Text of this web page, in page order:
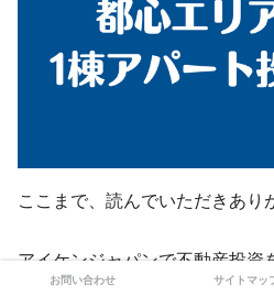
ここまで、読んでいただきあり
アイケンジャパンで不動産投資
お問い合わせ サイトマッ